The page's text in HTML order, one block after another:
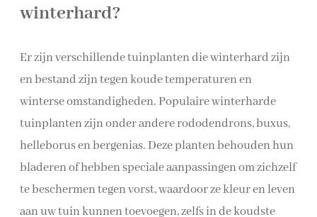
winterhard?
Er zijn verschillende tuinplanten die winterhard zijn
en bestand zijn tegen koude temperaturen en
winterse omstandigheden. Populaire winterharde
tuinplanten zijn onder andere rododendrons, buxus,
helleborus en bergenias. Deze planten behouden hun
bladeren of hebben speciale aanpassingen om zichzelf
te beschermen tegen vorst, waardoor ze kleur en leven
aan uw tuin kunnen toevoegen, zelfs in de koudste